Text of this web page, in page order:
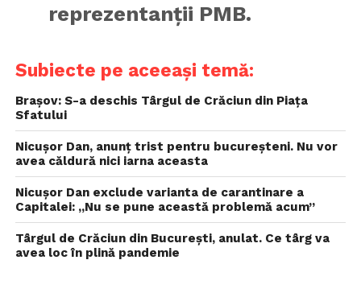
reprezentanții PMB.
Subiecte pe aceeași temă:
Brașov: S-a deschis Târgul de Crăciun din Piața
Sfatului
Nicușor Dan, anunț trist pentru bucureșteni. Nu vor
avea căldură nici iarna aceasta
Nicușor Dan exclude varianta de carantinare a
Capitalei: „Nu se pune această problemă acum”
Târgul de Crăciun din București, anulat. Ce târg va
avea loc în plină pandemie